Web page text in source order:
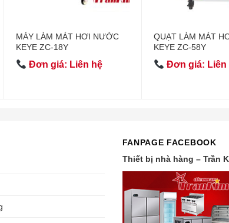
MÁY LÀM MÁT HƠI NƯỚC
KEYE ZC-18Y
Đơn giá: Liên hệ
QUẠT LÀM MÁT
KEYE ZC-58Y
Đơn giá: Liên
FANPAGE FACEBOOK
Thiết bị nhà hàng – Trần